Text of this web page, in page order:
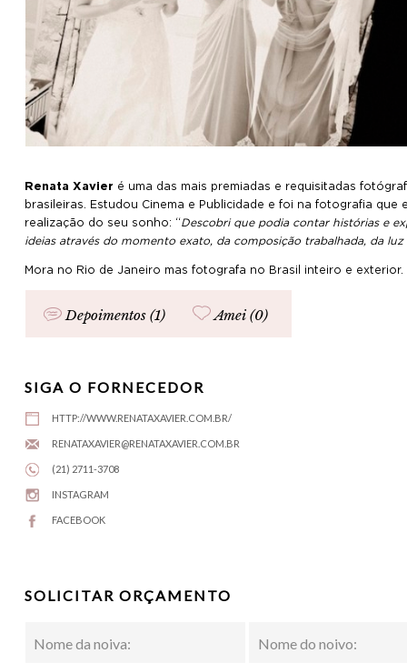
Renata Xavier é uma das mais premiadas e requisitadas
brasileiras. Estudou Cinema e Publicidade e foi na fotografia que
realização do seu sonho: “Descobri que podia contar histórias e
ideias através do momento exato, da composição trabalhada, da luz
Mora no Rio de Janeiro mas fotografa no Brasil inteiro e exterior.
Depoimentos (1) Amei (0)
SIGA O FORNECEDOR
HTTP://WWW.RENATAXAVIER.COM.BR/
RENATAXAVIER@RENATAXAVIER.COM.BR
(21) 2711-3708
INSTAGRAM
FACEBOOK
SOLICITAR ORÇAMENTO